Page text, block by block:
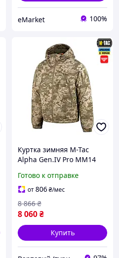
eMarket 100%
Куртка зимняя M-Tac
Alpha Gen.IV Pro MM14
Готово к отправке
от806₴/мес
8 060₴
8 866 ₴
Купить